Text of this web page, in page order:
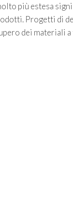
più estesa
Progetti di
dei materiali